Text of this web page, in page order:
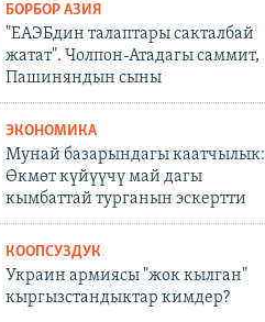
БОРБОР АЗИЯ
"ЕАЭБдин талаптары сакталбай
жатат". Чолпон-Атадагы саммит,
Пашиняндын сыны
ЭКОНОМИКА
Мунай базарындагы каатчылык:
Өкмөт күйүүчү май дагы
кымбаттай турганын эскертти
КООПСУЗДУК
Украин армиясы "жок кылган"
кыргызстандыктар кимдер?